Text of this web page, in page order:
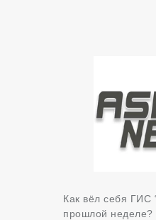
Как вёл себя ГИС
прошлой неделе?